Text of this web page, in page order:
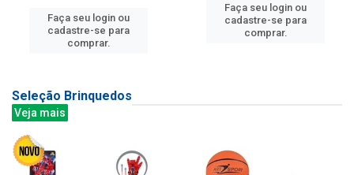
Faça seu login ou
cadastre-se para
comprar.
Faça seu login ou
cadastre-se para
comprar.
Seleção Brinquedos
Veja mais